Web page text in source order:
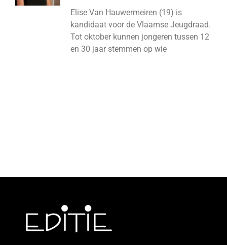
Elise Van Hauwermeiren (19) is
kandidaat voor de Vlaamse Jeugdraad.
Tot oktober kunnen jongeren tussen 12
en 30 jaar stemmen op wie